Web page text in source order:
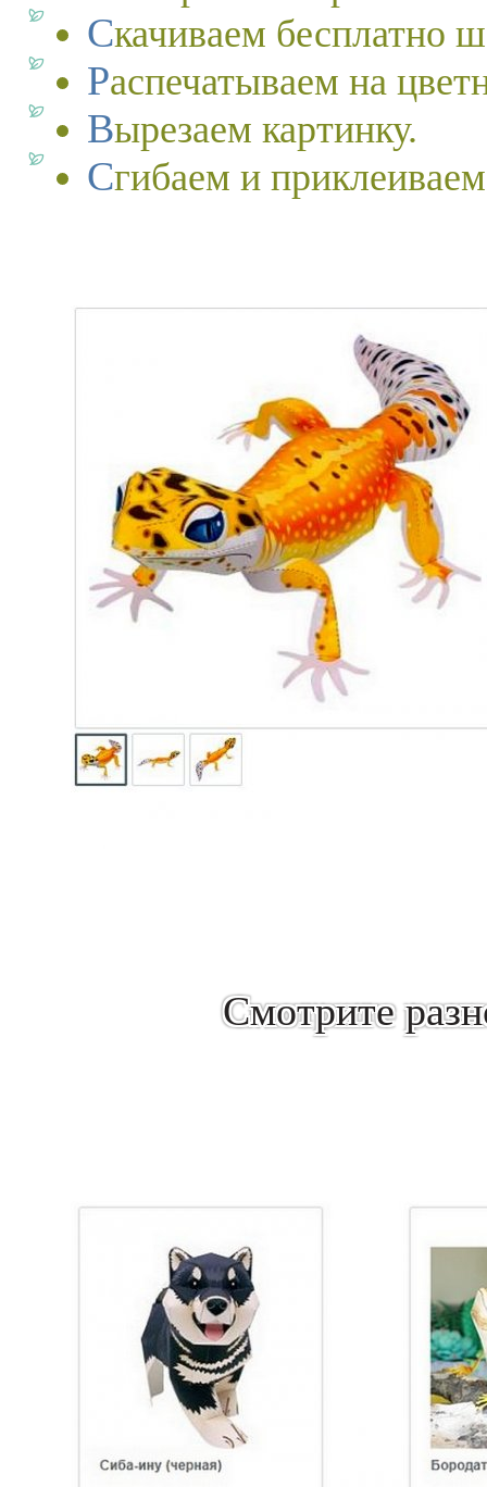
Скачиваем бесплатно
Распечатываем на
Вырезаем картинку.
Сгибаем и
Смотрите